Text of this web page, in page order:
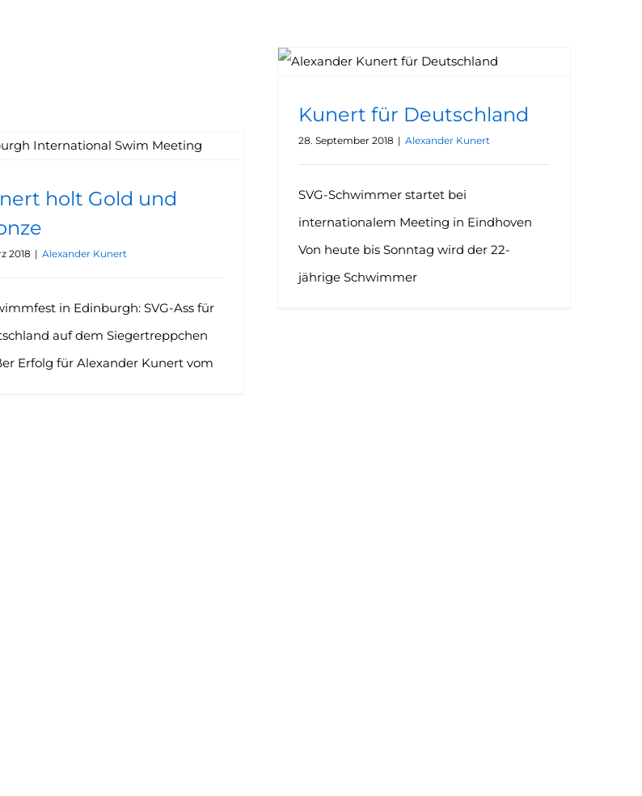
Kunert für Deutschland
28. September 2018 | Alexander Kunert
SVG-Schwimmer startet bei
internationalem Meeting in Eindhoven
Von heute bis Sonntag wird der 22-
jährige Schwimmer
holt Gold und
2018 | Alexander Kunert
in Edinburgh: SVG-Ass für
auf dem Siegertreppchen
Erfolg für Alexander Kunert vom